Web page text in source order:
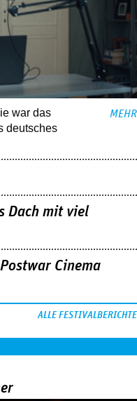
war das
deutsches
MEHR
Dach mit viel
Cinema
ALLE FESTIVALBERICHTE